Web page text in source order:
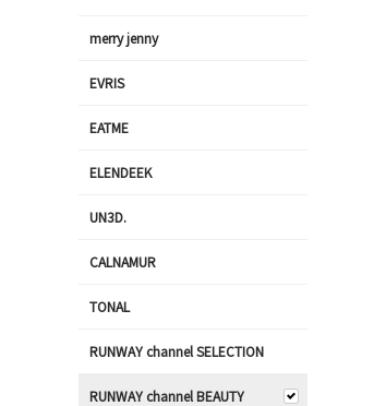
merry jenny
EVRIS
EATME
ELENDEEK
UN3D.
CALNAMUR
TONAL
RUNWAY channel SELECTION
RUNWAY channel BEAUTY